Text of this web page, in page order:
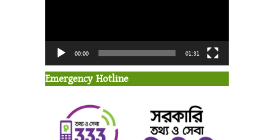
00:00 01:31
Emergency Hotline